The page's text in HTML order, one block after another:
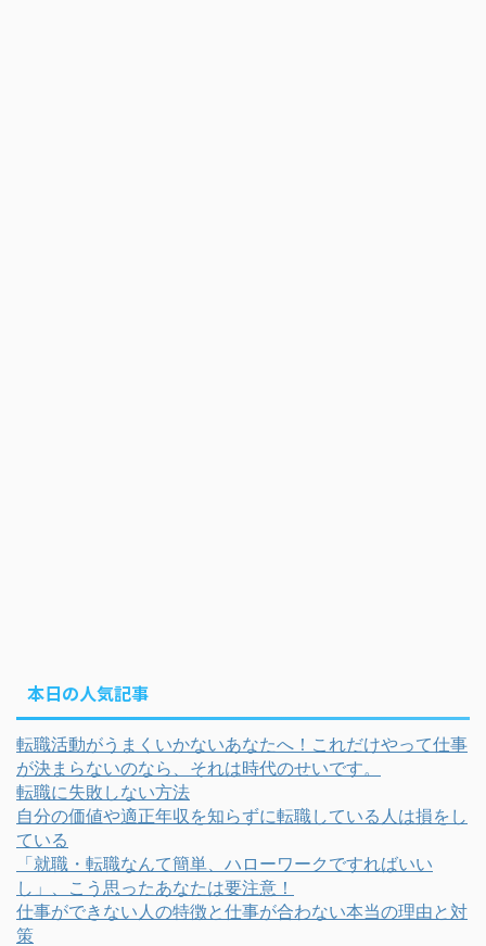
本日の人気記事
転職活動がうまくいかないあなたへ！これだけやって仕事
が決まらないのなら、それは時代のせいです。
転職に失敗しない方法
自分の価値や適正年収を知らずに転職している人は損をし
ている
「就職・転職なんて簡単、ハローワークですればいい
し」、こう思ったあなたは要注意！
仕事ができない人の特徴と仕事が合わない本当の理由と対
策